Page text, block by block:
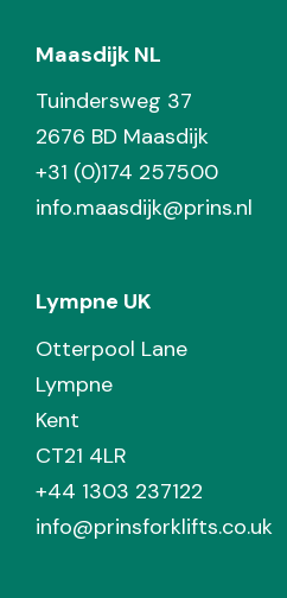
Maasdijk NL
Tuindersweg 37
2676 BD Maasdijk
+31 (0)174 257500
info.maasdijk@prins.nl
Lympne UK
Otterpool Lane
Lympne
Kent
CT21 4LR
+44 1303 237122
info@prinsforklifts.co.uk